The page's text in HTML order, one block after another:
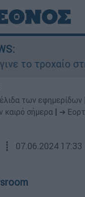
το τροχαίο
των εφημερίδων
καιρό σήμερα
➔
┋ 07.06.2024 17:33